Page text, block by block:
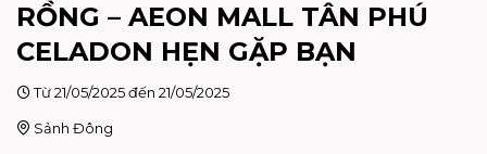
RỒNG – AEON MALL TÂN PHÚ
CELADON HẸN GẶP BẠN
Từ 21/05/2025 đến 21/05/2025
Sảnh Đông